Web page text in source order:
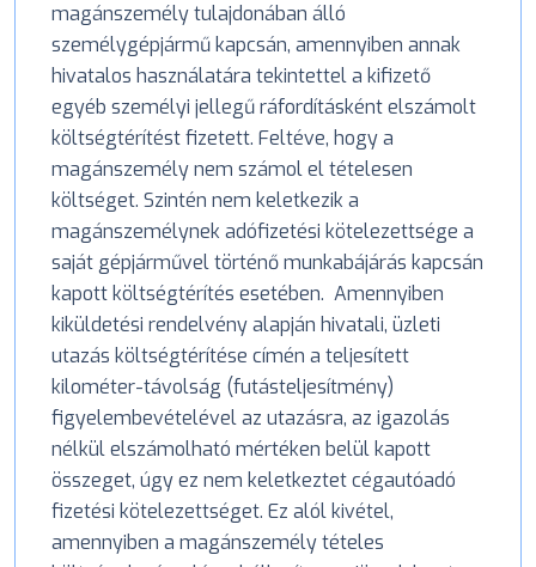
magánszemély tulajdonában álló
személygépjármű kapcsán, amennyiben annak
hivatalos használatára tekintettel a kifizető
egyéb személyi jellegű ráfordításként elszámolt
költségtérítést fizetett. Feltéve, hogy a
magánszemély nem számol el tételesen
költséget. Szintén nem keletkezik a
magánszemélynek adófizetési kötelezettsége a
saját gépjárművel történő munkabájárás kapcsán
kapott költségtérítés esetében. Amennyiben
kiküldetési rendelvény alapján hivatali, üzleti
utazás költségtérítése címén a teljesített
kilométer-távolság (futásteljesítmény)
figyelembevételével az utazásra, az igazolás
nélkül elszámolható mértéken belül kapott
összeget, úgy ez nem keletkeztet cégautóadó
fizetési kötelezettséget. Ez alól kivétel,
amennyiben a magánszemély tételes